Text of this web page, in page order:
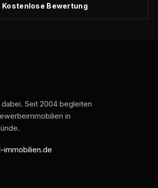
Kostenlose Bewertung
. Seit 2004 begleiten
in
immobilien.de